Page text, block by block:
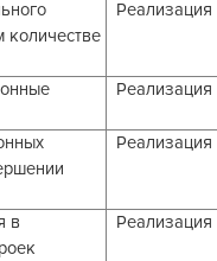
количестве
Реализация
Реализация
Реализация
в
Реализация